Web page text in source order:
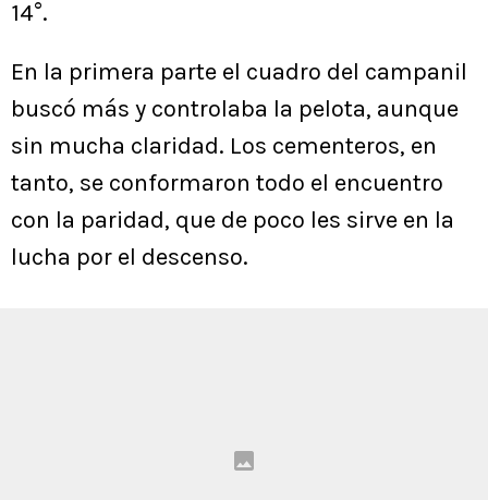
14°.
En la primera parte el cuadro del campanil
buscó más y controlaba la pelota, aunque
sin mucha claridad. Los cementeros, en
tanto, se conformaron todo el encuentro
con la paridad, que de poco les sirve en la
lucha por el descenso.